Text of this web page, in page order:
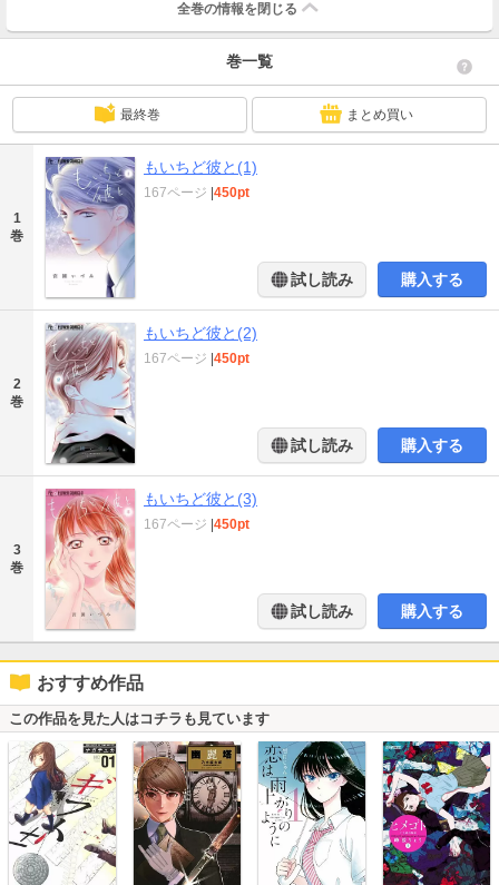
全巻の情報を 閉じる
巻一覧
最終巻 まとめ買い
1
巻
もいちど彼と(1)
167ページ 450pt
試し読み 購入する
2
巻
もいちど彼と(2)
167ページ 450pt
試し読み 購入する
3
巻
もいちど彼と(3)
167ページ 450pt
試し読み 購入する
おすすめ作品
この作品を見た人はコチラも見ています